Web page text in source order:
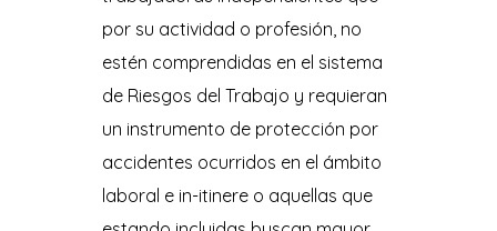
por su actividad o profesión, no
estén comprendidas en el sistema
de Riesgos del Trabajo y requieran
un instrumento de protección por
accidentes ocurridos en el ámbito
laboral e in-itinere o aquellas que